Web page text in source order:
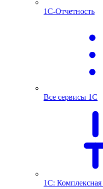
1С-Отчетность
Все сервисы 1С
1С: Комплексная